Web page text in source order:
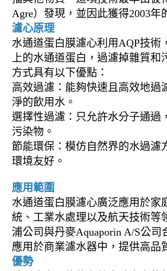
Agre）發現，並因此獲得2003年
濾心原理
水通道蛋白膜濾心利用AQP技術
上的水通道蛋白，過濾掉雜質和
方式具有以下優點：
高效過濾：能夠快速且高效地過
淨的飲用水。
選擇性過濾：只允許水分子通過
污染物。
節能環保：模仿自然界的水過濾
環境友好。
應用範圍
水通道蛋白膜濾心廣泛應用於家
統、工業水處理以及航天技術等
浦公司與丹麥Aquaporin A/S公
應用於商業濾水器中，提供高品
優勢